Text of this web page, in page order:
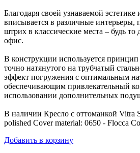
Благодаря своей узнаваемой
вписывается в различные интерьеры,
штрих в классические места – будь то
офис.
В конструкции используется принцип
точно натянутого на трубчатый
эффект погружения с оптимальным
обеспечивающим привлекательный
использовании дополнительных
В наличии Кресло с оттоманкой Vitra
polished Cover material: 0650 - Flocca
Добавить в корзину